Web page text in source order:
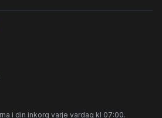
i din inkorg varje vardag kl 07:00.